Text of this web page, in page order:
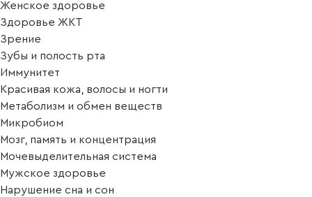
Женское здоровье
Здоровье ЖКТ
Зрение
Зубы и полость рта
Иммунитет
Красивая кожа, волосы и ногти
Метаболизм и обмен веществ
Микробиом
Мозг, память и концентрация
Мочевыделительная система
Мужское здоровье
Нарушение сна и сон